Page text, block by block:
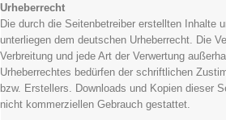
Urheberrecht
Die durch die Seitenbetreiber erstellten Inhalte
unterliegen dem deutschen Urheberrecht. Die
Verbreitung und jede Art der Verwertung
Urheberrechtes bedürfen der schriftlichen
bzw. Erstellers. Downloads und Kopien dieser
nicht kommerziellen Gebrauch gestattet.